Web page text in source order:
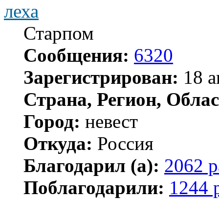
леха
Старпом
Сообщения: 6320
Зарегистрирован: 18
Страна, Регион,
Город: невест
Откуда: Россия
Благодарил (а): 2062
Поблагодарили: 1244